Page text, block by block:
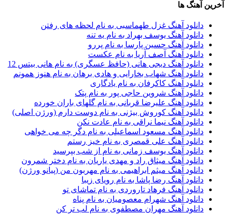
آخرین آهنگ ها
دانلود آهنگ غزل طهماسبی به نام لحظه های رفتن
دانلود آهنگ یوسف بهراد به نام یه تنه
دانلود آهنگ حسین پارسا به نام پررو
دانلود آهنگ آصف آریا به نام عکست
دانلود آهنگ دیجی هانی (حافظ عسگری) به نام هانی بیتس 12
دانلود آهنگ شهاب بخارایی و هادی برهان به نام هنوز همونم
دانلود آهنگ کاکرفان به نام یادگاری
دانلود آهنگ شروین حاجی پور به نام پتک
دانلود آهنگ علیرضا قربانی به نام گلهای باران خورده
دانلود آهنگ کوروش بیژنی به نام دوست دارم (ورژن اصلی)
دانلود آهنگ نیما نراقی به نام عادت نکن
دانلود آهنگ مسعود اسماعیلی به نام دگر چه می خواهی
دانلود آهنگ علی قمصری به نام خیز رستم
دانلود آهنگ یوسف زمانی به نام از شب بپرسید
دانلود آهنگ میثاق راد و مهدی یاریان به نام دختر شمرون
دانلود آهنگ میثم ابراهیمی به نام مهربون من (پیانو ورژن)
دانلود آهنگ رضا پاشا به نام رویای زیبا
دانلود آهنگ فرهاد تاروردی به نام تماشای تو
دانلود آهنگ شهرام معصومیان به نام پناه
دانلود آهنگ مهران مصطفوی به نام لب تر کن